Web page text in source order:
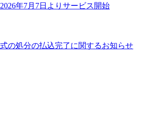
年7月7日よりサービス開始
の処分の払込完了に関するお知らせ